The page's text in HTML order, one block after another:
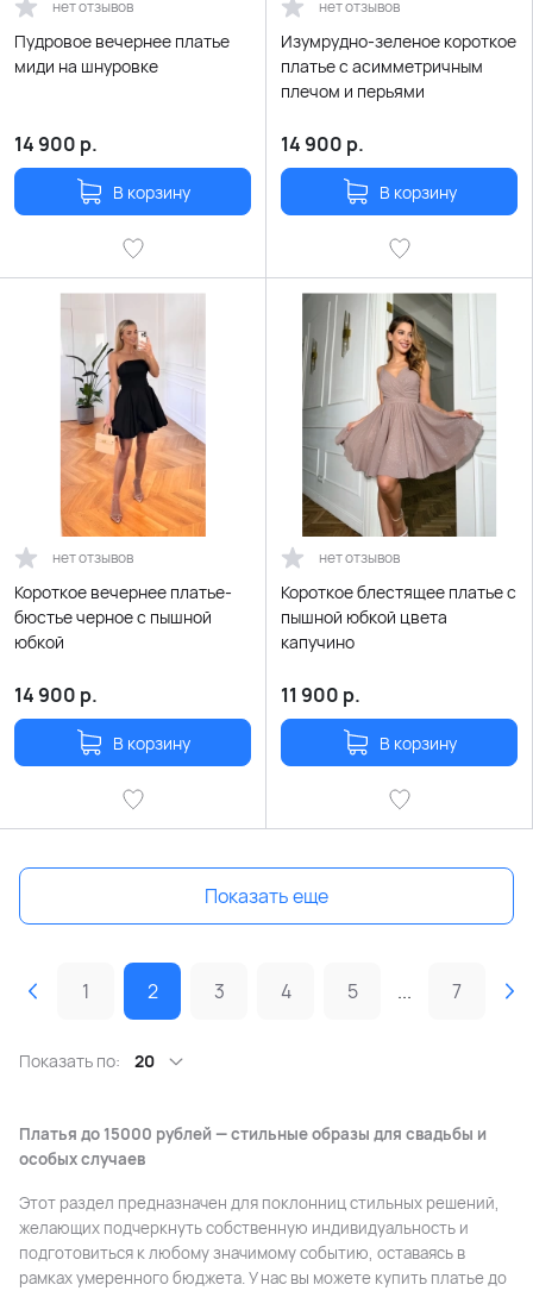
нет отзывов
Пудровое вечернее платье
миди на шнуровке
14 900 р.
В корзину
нет отзывов
Изумрудно-зеленое короткое
платье с асимметричным
плечом и перьями
14 900 р.
В корзину
нет отзывов
Короткое вечернее платье-
бюстье черное с пышной
юбкой
14 900 р.
В корзину
нет отзывов
Короткое блестящее платье с
пышной юбкой цвета
капучино
11 900 р.
В корзину
Показать еще
1 2 3 4 5 ... 7
Показать по: 20
Платья до 15000 рублей — стильные образы для свадьбы и
особых случаев
Этот раздел предназначен для поклонниц стильных решений,
желающих подчеркнуть собственную индивидуальность и
подготовиться к любому значимому событию, оставаясь в
рамках умеренного бюджета. У нас вы можете купить платье до